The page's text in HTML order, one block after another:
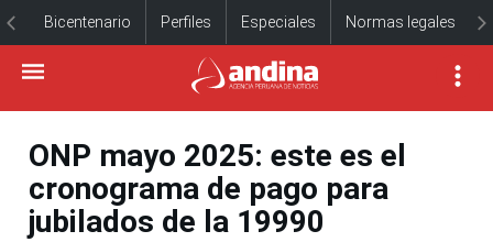
Bicentenario Perfiles Especiales Normas legales
ONP mayo 2025: este es el
cronograma de pago para
jubilados de la 19990